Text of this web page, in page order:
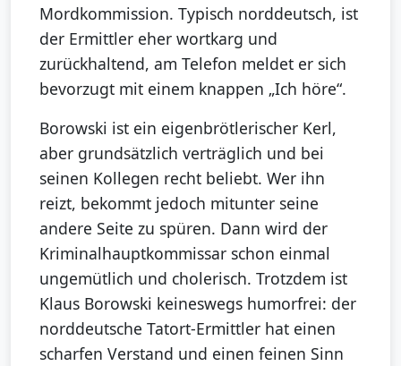
Mordkommission. Typisch norddeutsch, ist
der Ermittler eher wortkarg und
zurückhaltend, am Telefon meldet er sich
bevorzugt mit einem knappen „Ich höre“.
Borowski ist ein eigenbrötlerischer Kerl,
aber grundsätzlich verträglich und bei
seinen Kollegen recht beliebt. Wer ihn
reizt, bekommt jedoch mitunter seine
andere Seite zu spüren. Dann wird der
Kriminalhauptkommissar schon einmal
ungemütlich und cholerisch. Trotzdem ist
Klaus Borowski keineswegs humorfrei: der
norddeutsche Tatort-Ermittler hat einen
scharfen Verstand und einen feinen Sinn